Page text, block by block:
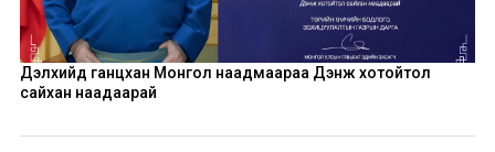
Дэлхийд ганцхан Монгол наадмаараа Дэнж хотойтол
сайхан наадаарай